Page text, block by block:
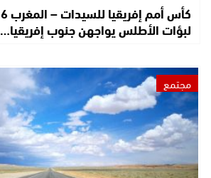
لبؤات الأطلس يواجهن جنوب إفريقيا…
مجتمع